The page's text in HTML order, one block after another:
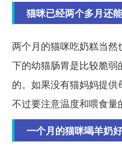
猫咪已经两个多月还
两个月的猫咪吃奶糕当
下的幼猫肠胃是比较脆
的。如果没有猫妈妈提供
不过要注意温度和喂食量
一个月的猫咪喝羊奶